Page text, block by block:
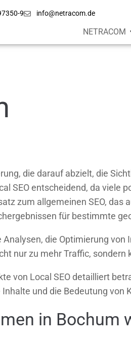
9 info@netracom.de
NETRACOM
die darauf abzielt, die
SEO entscheidend, da viele
zum allgemeinen SEO,
für bestimmte
die Optimierung
nur zu mehr Traffic,
von Local SEO detailliert
und die Bedeutung von
in Bochum